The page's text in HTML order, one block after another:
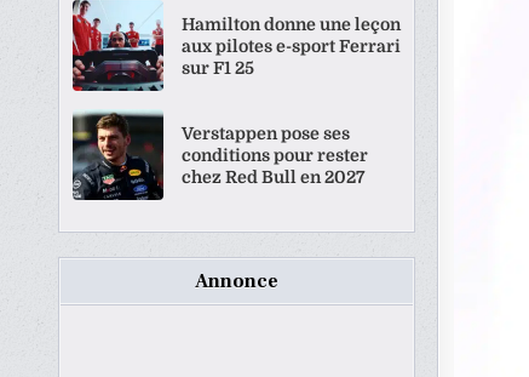
Hamilton donne une leçon
aux pilotes e-sport Ferrari
sur F1 25
Verstappen pose ses
conditions pour rester
chez Red Bull en 2027
Annonce